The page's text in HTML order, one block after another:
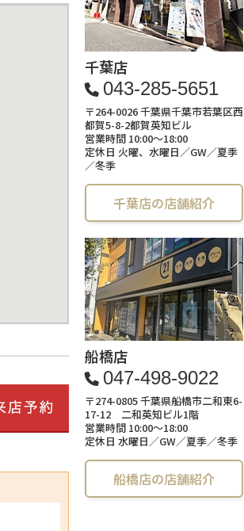
千葉店
043-285-5651
〒264-0026 千葉県千葉市若葉区西
都賀5-8-2都賀英知ビル
営業時間 10:00～18:00
定休日 火曜、水曜日／GW／夏季
／冬季
千葉店の店舗紹介
船橋店
047-498-9022
〒274-0805 千葉県船橋市二和東6-
17-12 二和英知ビル1階
営業時間 10:00～18:00
定休日 水曜日／GW／夏季／冬季
船橋店の店舗紹介